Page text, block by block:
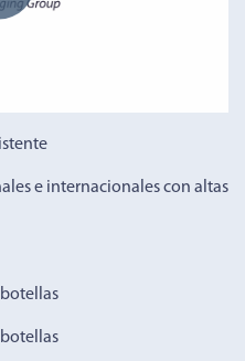
e internacionales con altas